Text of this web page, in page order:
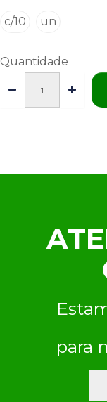
c/10 un
Quantidade
para